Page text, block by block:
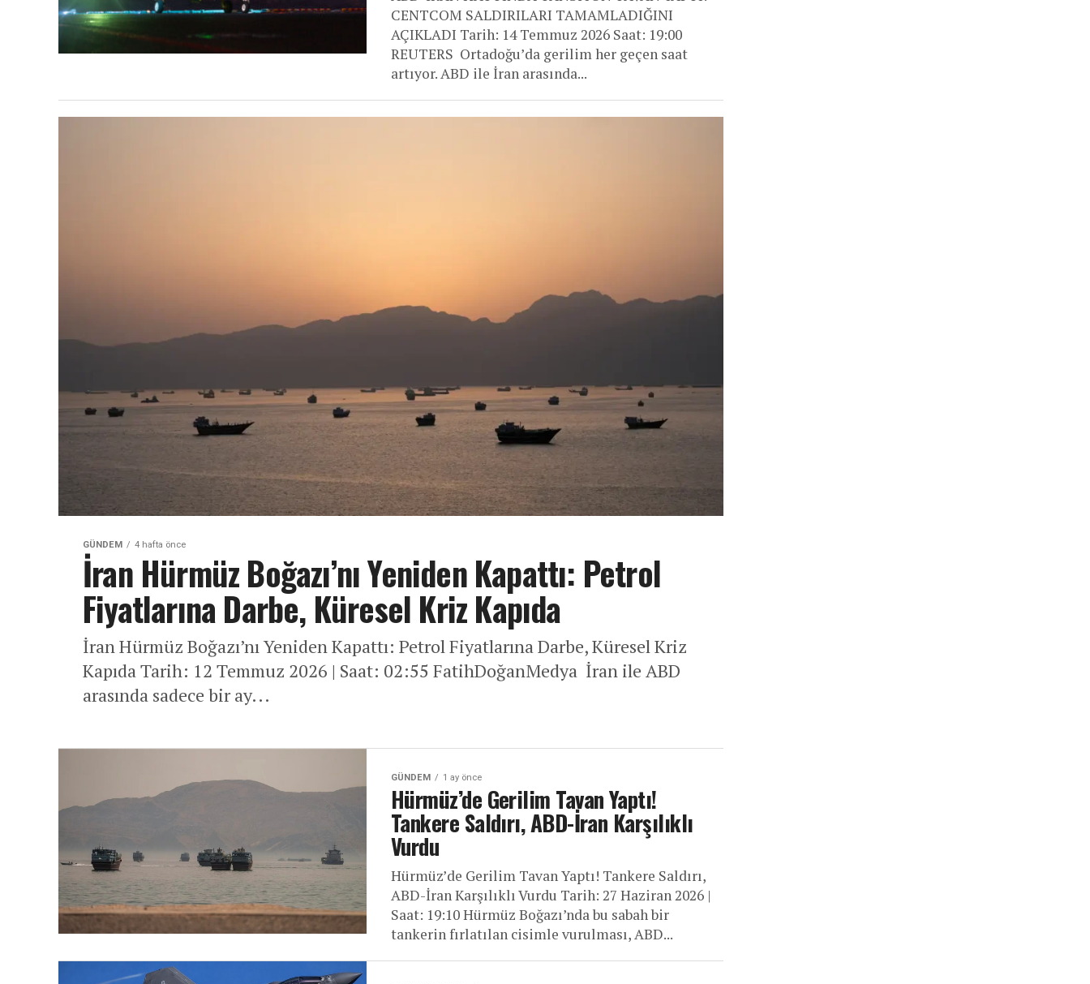
CENTCOM SALDIRILARI TAMAMLADIĞINI
AÇIKLADI Tarih: 14 Temmuz 2026 Saat: 19:00
REUTERS Ortadoğu’da gerilim her geçen saat
artıyor. ABD ile İran arasında...
GÜNDEM 4 hafta önce
İran Hürmüz Boğazı’nı Yeniden Kapattı: Petrol
Fiyatlarına Darbe, Küresel Kriz Kapıda
İran Hürmüz Boğazı’nı Yeniden Kapattı: Petrol Fiyatlarına Darbe, Küresel Kriz
Kapıda Tarih: 12 Temmuz 2026 | Saat: 02:55 FatihDoğanMedya İran ile ABD
arasında sadece bir ay...
GÜNDEM 1 ay önce
Hürmüz’de Gerilim Tavan Yaptı!
Tankere Saldırı, ABD-İran Karşılıklı
Vurdu
Hürmüz’de Gerilim Tavan Yaptı! Tankere Saldırı,
ABD-İran Karşılıklı Vurdu Tarih: 27 Haziran 2026 |
Saat: 19:10 Hürmüz Boğazı’nda bu sabah bir
tankerin fırlatılan cisimle vurulması, ABD...